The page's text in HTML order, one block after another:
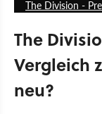
The Division -
The
Vergleich
neu?